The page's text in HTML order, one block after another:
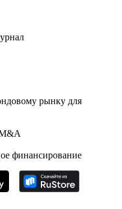
рынку для
финансирование